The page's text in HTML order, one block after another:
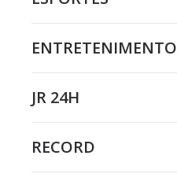
ENTRETENIMENTO
JR 24H
RECORD